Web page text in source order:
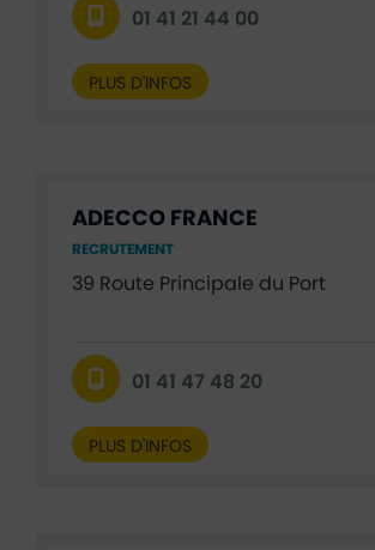
01 41 21 44 00
PLUS D'INFOS
ADECCO FRANCE
RECRUTEMENT
39 Route Principale du Port
01 41 47 48 20
PLUS D'INFOS